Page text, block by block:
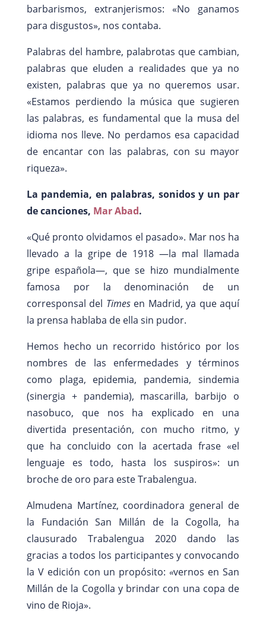
barbarismos, extranjerismos: «No ganamos
para disgustos», nos contaba.
Palabras del hambre, palabrotas que cambian,
palabras que eluden a realidades que ya no
existen, palabras que ya no queremos usar.
«Estamos perdiendo la música que sugieren
las palabras, es fundamental que la musa del
idioma nos lleve. No perdamos esa capacidad
de encantar con las palabras, con su mayor
riqueza».
La pandemia, en palabras, sonidos y un par
de canciones, Mar Abad.
«Qué pronto olvidamos el pasado». Mar nos ha
llevado a la gripe de 1918 —la mal llamada
gripe española—, que se hizo mundialmente
famosa por la denominación de un
corresponsal del Timesen Madrid, ya que aquí
la prensa hablaba de ella sin pudor.
Hemos hecho un recorrido histórico por los
nombres de las enfermedades y términos
como plaga, epidemia, pandemia, sindemia
(sinergia + pandemia), mascarilla, barbijo o
nasobuco, que nos ha explicado en una
divertida presentación, con mucho ritmo, y
que ha concluido con la acertada frase «el
lenguaje es todo, hasta los suspiros»: un
broche de oro para este Trabalengua.
Almudena Martínez, coordinadora general de
la Fundación San Millán de la Cogolla, ha
clausurado Trabalengua 2020 dando las
gracias a todos los participantes y convocando
la V edición con un propósito:«vernos en San
Millán de la Cogolla y brindar con una copa de
vino de Rioja».